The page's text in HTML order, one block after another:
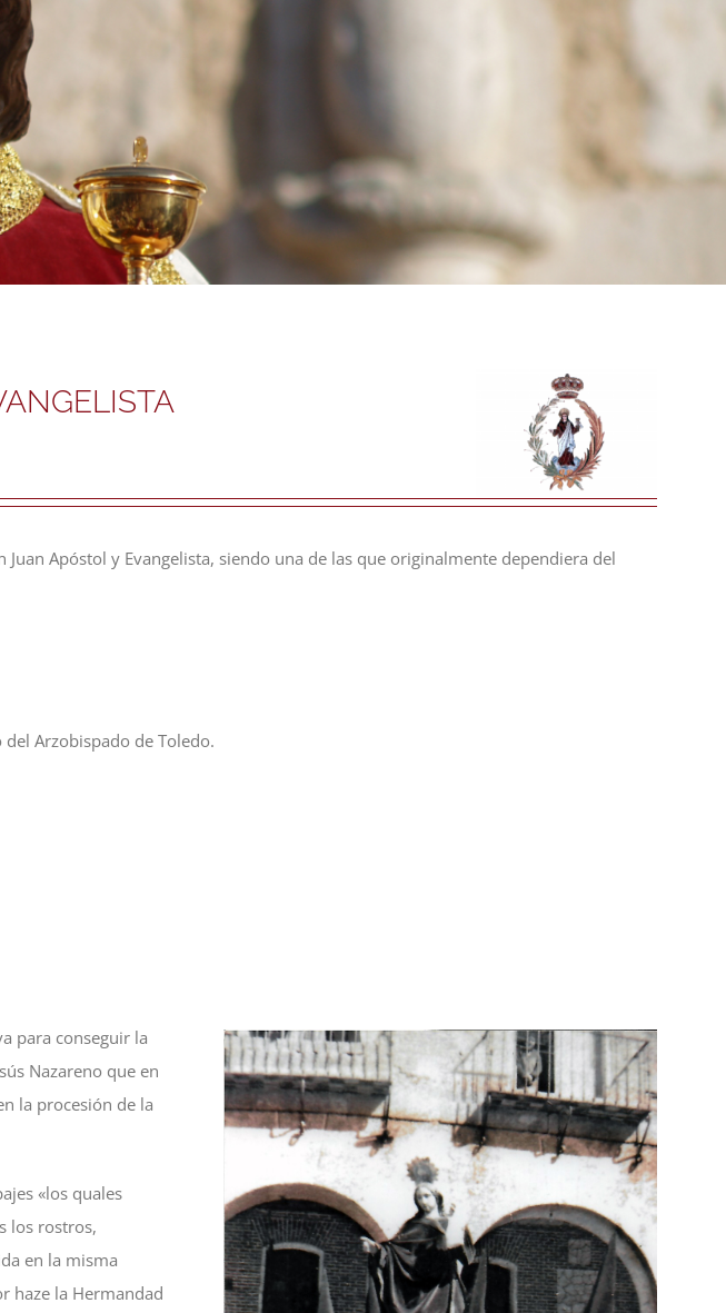
Apóstol y Evangelista, siendo una de las que originalmente dependiera del
Arzobispado de Toledo.
para conseguir la
Nazareno que en
la procesión de la
«los quales
los rostros,
en la misma
haze la Hermandad